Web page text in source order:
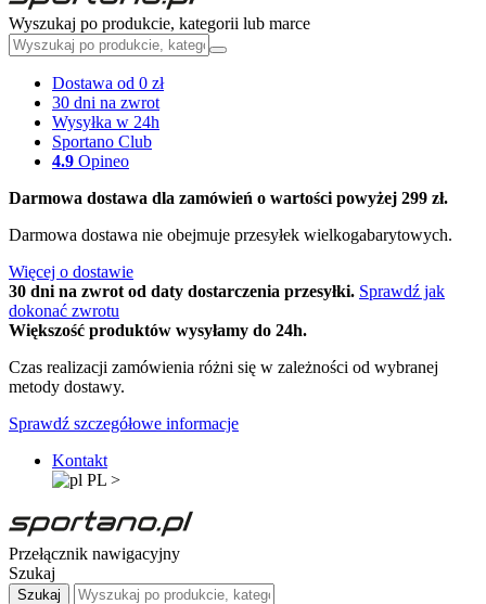
Wyszukaj po produkcie, kategorii lub marce
Dostawa od 0 zł
30 dni na zwrot
Wysyłka w 24h
Sportano Club
4.9 Opineo
Darmowa dostawa dla zamówień o wartości powyżej 299 zł.
Darmowa dostawa nie obejmuje przesyłek wielkogabarytowych.
Więcej o dostawie
30 dni na zwrot od daty dostarczenia przesyłki. Sprawdź jak
dokonać zwrotu
Większość produktów wysyłamy do 24h.
Czas realizacji zamówienia różni się w zależności od wybranej
metody dostawy.
Sprawdź szczegółowe informacje
Kontakt
PL >
Przełącznik nawigacyjny
Szukaj
Szukaj